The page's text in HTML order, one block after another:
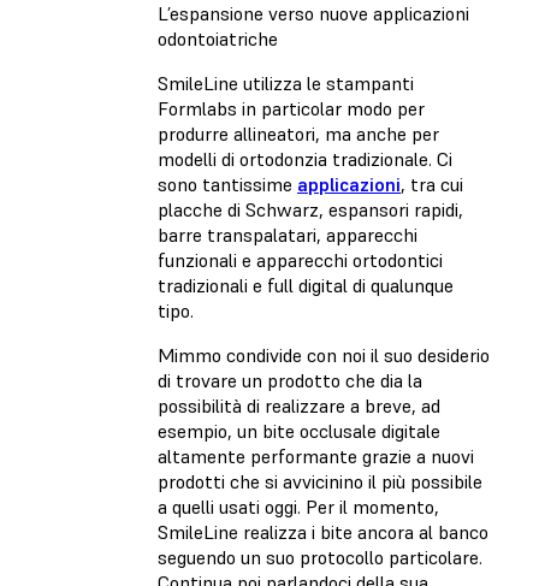
L’espansione verso nuove applicazioni
odontoiatriche
SmileLine utilizza le stampanti
Formlabs in particolar modo per
produrre allineatori, ma anche per
modelli di ortodonzia tradizionale. Ci
sono tantissime applicazioni, tra cui
placche di Schwarz, espansori rapidi,
barre transpalatari, apparecchi
funzionali e apparecchi ortodontici
tradizionali e full digital di qualunque
tipo.
Mimmo condivide con noi il suo desiderio
di trovare un prodotto che dia la
possibilità di realizzare a breve, ad
esempio, un bite occlusale digitale
altamente performante grazie a nuovi
prodotti che si avvicinino il più possibile
a quelli usati oggi. Per il momento,
SmileLine realizza i bite ancora al banco
seguendo un suo protocollo particolare.